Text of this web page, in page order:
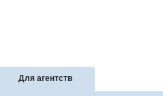
Для агентств